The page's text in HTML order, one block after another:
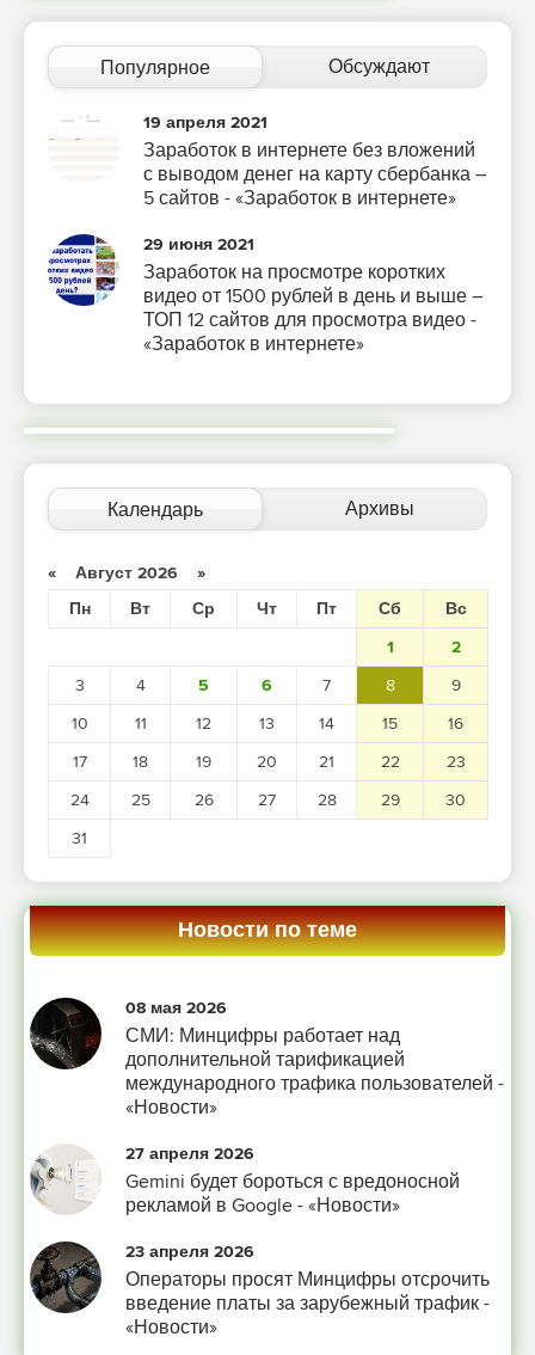
Популярное Обсуждают
19 апреля 2021
Заработок в интернете без вложений
с выводом денег на карту сбербанка –
5 сайтов - «Заработок в интернете»
29 июня 2021
Заработок на просмотре коротких
видео от 1500 рублей в день и выше –
ТОП 12 сайтов для просмотра видео -
«Заработок в интернете»
Календарь Архивы
« Август 2026 »
Пн
Вт Ср Чт Пт Сб
Вс
1
2
3
4 5 6 7 8
9
10
11 12 13 14 15
16
17
18 19 20 21 22
23
24
25 26 27 28 29
30
31
Новости по теме
08 мая 2026
СМИ: Минцифры работает над
дополнительной тарификацией
международного трафика пользователей -
«Новости»
27 апреля 2026
Gemini будет бороться с вредоносной
рекламой в Google - «Новости»
23 апреля 2026
Операторы просят Минцифры отсрочить
введение платы за зарубежный трафик -
«Новости»